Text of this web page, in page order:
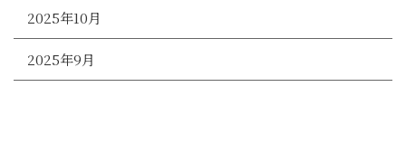
2025年10月
2025年9月